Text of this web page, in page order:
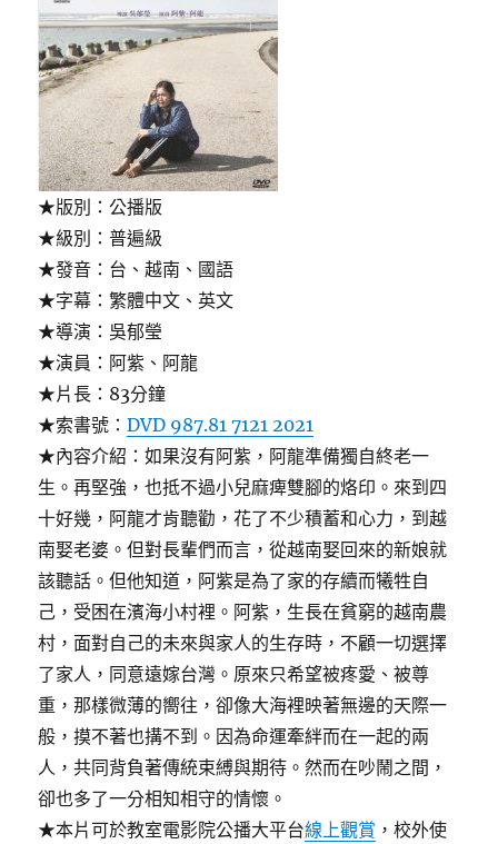
★版別：公播版
★級別：普遍級
★發音：台、越南、國語
★字幕：繁體中文、英文
★導演：吳郁瑩
★演員：阿紫、阿龍
★片長：83分鐘
★索書號：DVD 987.81 7121 2021
★內容介紹：如果沒有阿紫，阿龍準備獨自終老一
生。再堅強，也抵不過小兒麻痺雙腳的烙印。來到四
十好幾，阿龍才肯聽勸，花了不少積蓄和心力，到越
南娶老婆。但對長輩們而言，從越南娶回來的新娘就
該聽話。但他知道，阿紫是為了家的存續而犧牲自
己，受困在濱海小村裡。阿紫，生長在貧窮的越南農
村，面對自己的未來與家人的生存時，不顧一切選擇
了家人，同意遠嫁台灣。原來只希望被疼愛、被尊
重，那樣微薄的嚮往，卻像大海裡映著無邊的天際一
般，摸不著也搆不到。因為命運牽絆而在一起的兩
人，共同背負著傳統束縛與期待。然而在吵鬧之間，
卻也多了一分相知相守的情懷。
★本片可於教室電影院公播大平台線上觀賞 ，校外使